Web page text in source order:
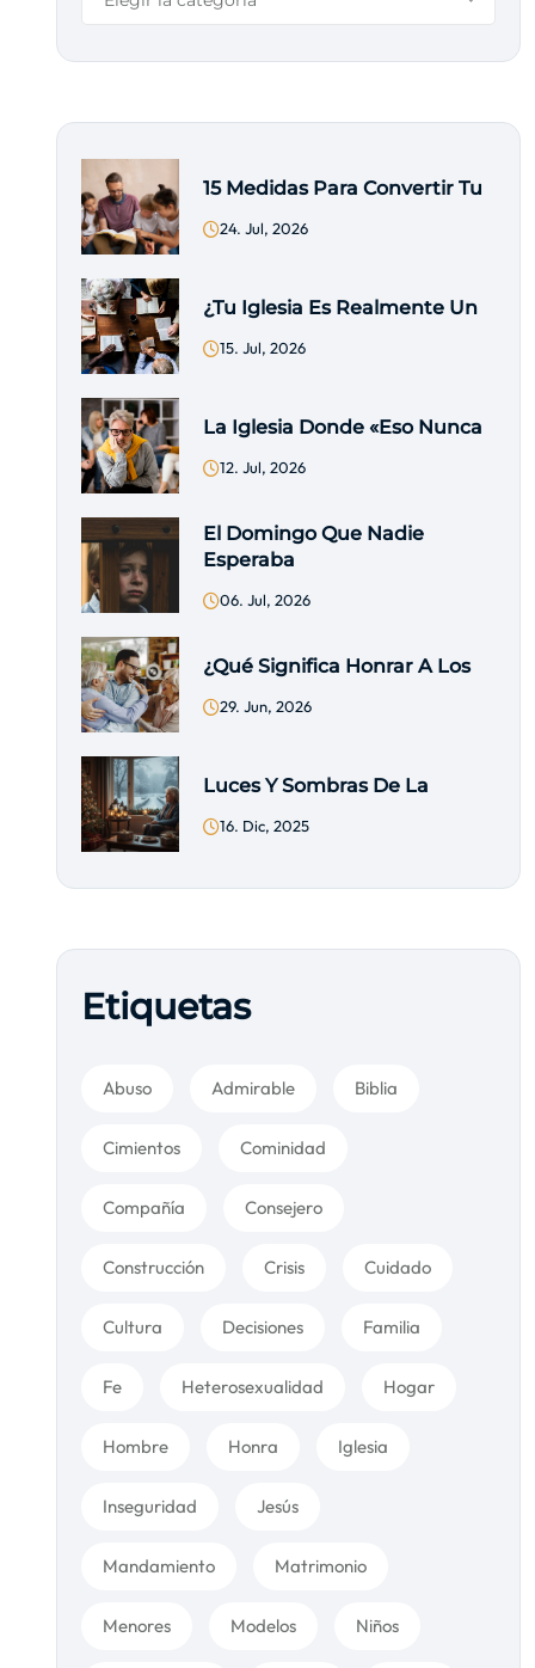
15 Medidas Para Convertir Tu
24. Jul, 2026
¿Tu Iglesia Es Realmente Un
15. Jul, 2026
La Iglesia Donde «eso Nunca
12. Jul, 2026
El Domingo Que Nadie
Esperaba
06. Jul, 2026
¿Qué Significa Honrar A Los
29. Jun, 2026
Luces Y Sombras De La
16. Dic, 2025
Etiquetas
Abuso Admirable Biblia
Cimientos Cominidad
Compañía Consejero
Construcción Crisis Cuidado
Cultura Decisiones Familia
Fe Heterosexualidad Hogar
Hombre Honra Iglesia
Inseguridad Jesús
Mandamiento Matrimonio
Menores Modelos Niños